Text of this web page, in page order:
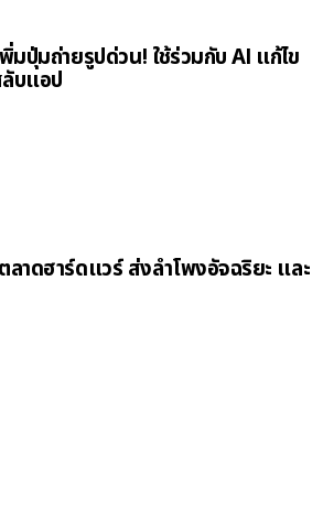
ปุ่มถ่ายรูปด่วน! ใช้ร่วมกับ AI แก้ไข
บแอป
าดฮาร์ดแวร์ ส่งลำโพงอัจฉริยะ และ